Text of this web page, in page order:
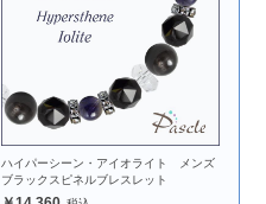
ハイパーシーン・アイオライト メンズ
ブラックスピネルブレスレット